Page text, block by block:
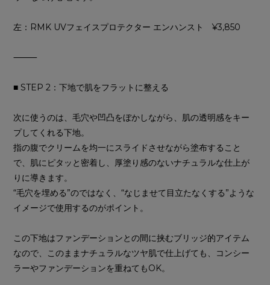
左：RMK UVフェイスプロテクター エンハンスト ¥3,850
⸻
■ STEP 2：下地で肌をフラットに整える
次に使うのは、毛穴や凹凸をぼかしながら、肌の透明感をキー
プしてくれる下地。
指の腹でクリームを均一にスライドさせながら塗布すること
で、肌にピタッと密着し、厚塗り感のないナチュラルな仕上が
りに導きます。
“毛穴を埋める”のではなく、“なじませて目立たなくする”ような
イメージで使用するのがポイント。
この下地はファンデーションとの間に挟むブリッジ的アイテム
なので、このままナチュラルなツヤ肌で仕上げても、コンシー
ラーやファンデーションを重ねてもOK。